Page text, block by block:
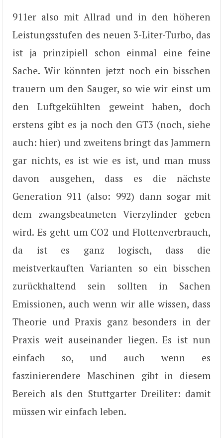
911er also mit Allrad und in den höheren
Leistungsstufen des neuen 3-Liter-Turbo, das
ist ja prinzipiell schon einmal eine feine
Sache. Wir könnten jetzt noch ein bisschen
trauern um den Sauger, so wie wir einst um
den Luftgekühlten geweint haben, doch
erstens gibt es ja noch den GT3 (noch, siehe
auch: hier) und zweitens bringt das Jammern
gar nichts, es ist wie es ist, und man muss
davon ausgehen, dass es die nächste
Generation 911 (also: 992) dann sogar mit
dem zwangsbeatmeten Vierzylinder geben
wird. Es geht um CO2 und Flottenverbrauch,
da ist es ganz logisch, dass die
meistverkauften Varianten so ein bisschen
zurückhaltend sein sollten in Sachen
Emissionen, auch wenn wir alle wissen, dass
Theorie und Praxis ganz besonders in der
Praxis weit auseinander liegen. Es ist nun
einfach so, und auch wenn es
faszinierendere Maschinen gibt in diesem
Bereich als den Stuttgarter Dreiliter: damit
müssen wir einfach leben.